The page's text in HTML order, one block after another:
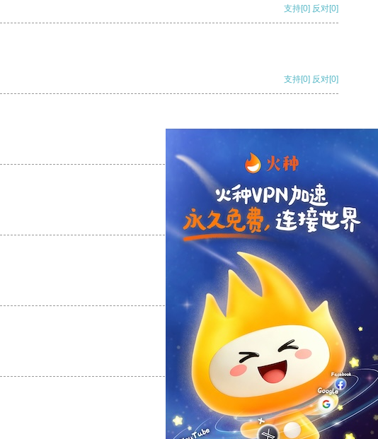
支持[0] 反对[0]
支持[0] 反对[0]
支持 [0] 反对[0]
支持[0] 反对
支持[0] 反对[0]